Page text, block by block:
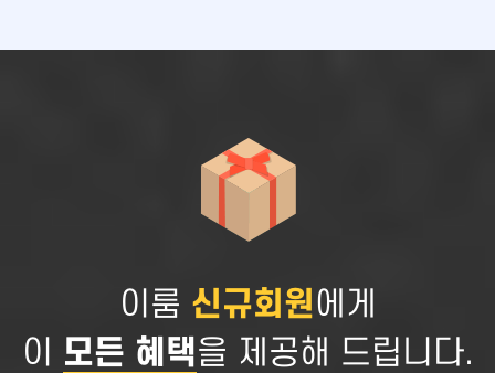
이룸 신규회원에게
이 모든 혜택을 제공해 드립니다.